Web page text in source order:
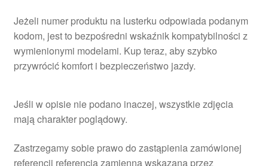
Jeżeli numer produktu na lusterku odpowiada podanym
kodom, jest to bezpośredni wskaźnik kompatybilności z
wymienionymi modelami. Kup teraz, aby szybko
przywrócić komfort i bezpieczeństwo jazdy.
Jeśli w opisie nie podano inaczej, wszystkie zdjęcia
mają charakter poglądowy.
Zastrzegamy sobie prawo do zastąpienia zamówionej
referencji referencją zamienną wskazaną przez